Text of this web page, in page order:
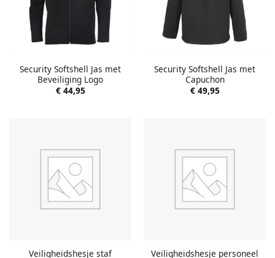
Security Softshell Jas met
Beveiliging Logo
€44,95
Security Softshell Jas met
Capuchon
€49,95
Veiligheidshesje staf
Veiligheidshesje personeel